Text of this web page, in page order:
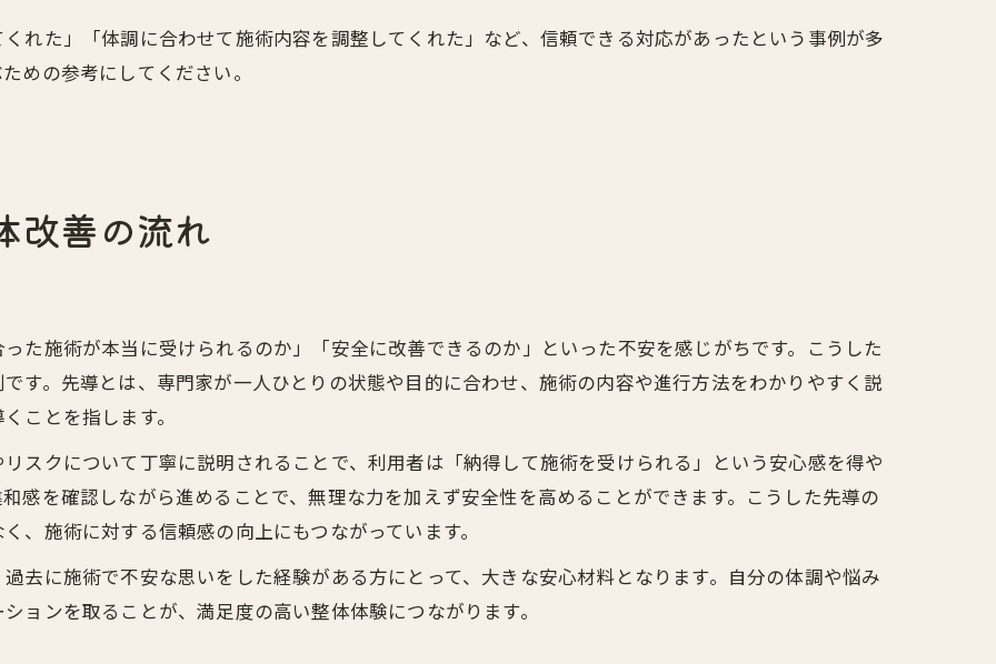
れた」「体調に合わせて施術内容を調整してくれた」など、信頼できる対応があったという事例が多
めの参考にしてください。
改善の流れ
た施術が本当に受けられるのか」「安全に改善できるのか」といった不安を感じがちです。こうした
す。先導とは、専門家が一人ひとりの状態や目的に合わせ、施術の内容や進行方法をわかりやすく説
ことを指します。
スクについて丁寧に説明されることで、利用者は「納得して施術を受けられる」という安心感を得や
感を確認しながら進めることで、無理な力を加えず安全性を高めることができます。こうした先導の
、施術に対する信頼感の向上にもつながっています。
去に施術で不安な思いをした経験がある方にとって、大きな安心材料となります。自分の体調や悩み
ョンを取ることが、満足度の高い整体体験につながります。